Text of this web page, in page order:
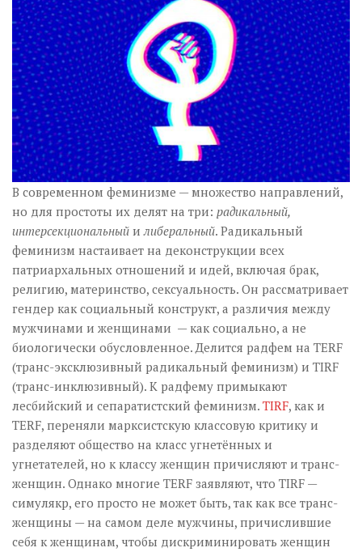
Візуальне
Научпоп
Головне
Цитати
Inter/antinational
В современном феминизме — множество направлений,
но для простоты их делят на три: радикальный,
интерсекциональный илиберальный. Радикальный
феминизм настаивает на деконструкции всех
патриархальных отношений и идей, включая брак,
религию, материнство, сексуальность. Он рассматривает
гендер как социальный конструкт, а различия между
мужчинами и женщинами — как социально, а не
биологически обусловленное. Делится радфем на TERF
(транс-эксклюзивный радикальный феминизм) и TIRF
(транс-инклюзивный). К радфему примыкают
лесбийский и сепаратистский феминизм. TIRF, как и
TERF, переняли марксистскую классовую критику и
разделяют общество на класс угнетённых и
угнетателей, но к классу женщин причисляют и транс-
женщин. Однако многие TERF заявляют, что TIRF —
симулякр, его просто не может быть, так как все транс-
женщины — на самом деле мужчины, причислившие
себя к женщинам, чтобы дискриминировать женщин